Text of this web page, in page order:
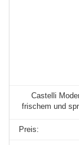
Castelli
frischem und